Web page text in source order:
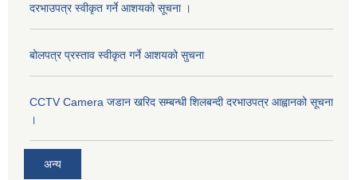
दरभाउपत्र स्वीकृत गर्ने आशयको सूचना ।
बोलपत्र प्रस्ताव स्वीकृत गर्ने आशयको सुचना
CCTV Camera जडान खरिद सम्बन्धी शिलबन्दी दरभाउपत्र आह्वानको सूचना
।
अन्य